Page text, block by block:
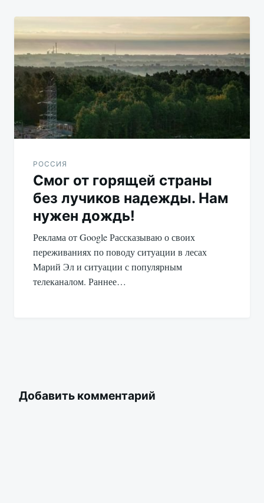
РОССИЯ
Смог от горящей страны
без лучиков надежды. Нам
нужен дождь!
Реклама от Google Рассказываю о своих
переживаниях по поводу ситуации в лесах
Марий Эл и ситуации с популярным
телеканалом. Раннее…
Добавить комментарий